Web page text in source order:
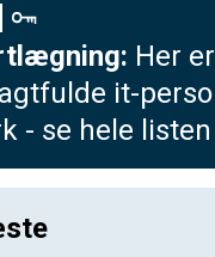
Her
it-
- se hele